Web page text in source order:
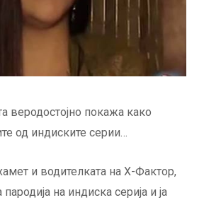
веродостојно покажа како
од индиските серии…
и водителката на X-Фактор,
на индиска серија и ја